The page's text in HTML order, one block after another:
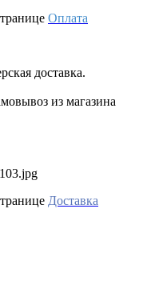
Оплата
доставка.
из магазина
Доставка